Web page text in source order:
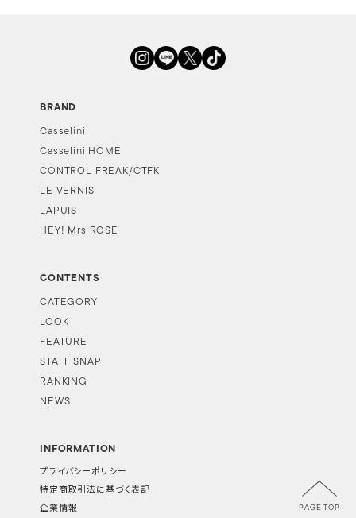
BRAND
Casselini
Casselini HOME
CONTROL FREAK/CTFK
LE VERNIS
LAPUIS
HEY! Mrs ROSE
CONTENTS
CATEGORY
LOOK
FEATURE
STAFF SNAP
RANKING
NEWS
INFORMATION
プライバシーポリシー
特定商取引法に基づく表記
企業情報 PAGE TOP